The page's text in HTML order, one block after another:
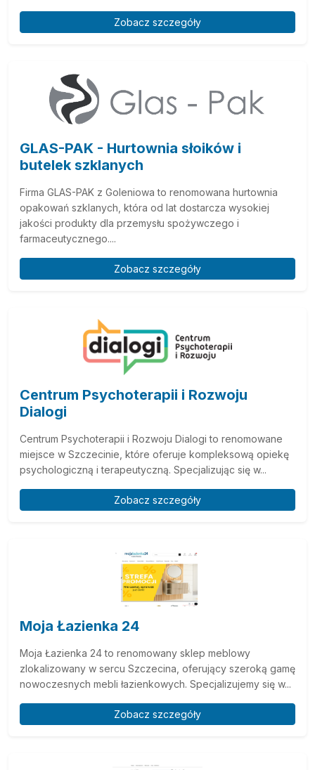
Zobacz szczegóły
GLAS-PAK - Hurtownia słoików i
butelek szklanych
Firma GLAS-PAK z Goleniowa to renomowana hurtownia
opakowań szklanych, która od lat dostarcza wysokiej
jakości produkty dla przemysłu spożywczego i
farmaceutycznego....
Zobacz szczegóły
Centrum Psychoterapii i Rozwoju
Dialogi
Centrum Psychoterapii i Rozwoju Dialogi to renomowane
miejsce w Szczecinie, które oferuje kompleksową opiekę
psychologiczną i terapeutyczną. Specjalizując się w...
Zobacz szczegóły
Moja Łazienka 24
Moja Łazienka 24 to renomowany sklep meblowy
zlokalizowany w sercu Szczecina, oferujący szeroką gamę
nowoczesnych mebli łazienkowych. Specjalizujemy się w...
Zobacz szczegóły